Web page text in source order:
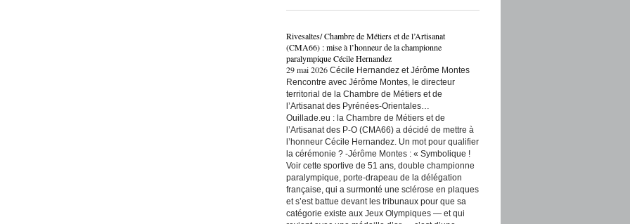
Rivesaltes/ Chambre de Métiers et de l’Artisanat
(CMA66) : mise à l’honneur de la championne
paralympique Cécile Hernandez
29 mai 2026 Cécile Hernandez et Jérôme Montes
Rencontre avec Jérôme Montes, le directeur
territorial de la Chambre de Métiers et de
l’Artisanat des Pyrénées-Orientales…
Ouillade.eu : la Chambre de Métiers et de
l’Artisanat des P-O (CMA66) a décidé de mettre à
l’honneur Cécile Hernandez. Un mot pour qualifier
la cérémonie ? -Jérôme Montes : « Symbolique !
Voir cette sportive de 51 ans, double championne
paralympique, porte-drapeau de la délégation
française, qui a surmonté une sclérose en plaques
et s’est battue devant les tribunaux pour que sa
catégorie existe aux Jeux Olympiques — et qui